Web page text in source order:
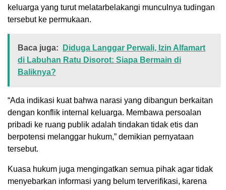
keluarga yang turut melatarbelakangi munculnya tudingan
tersebut ke permukaan.
Baca juga:
Diduga Langgar Perwali, Izin Alfamart
di Labuhan Ratu Disorot: Siapa Bermain di
Baliknya?
“Ada indikasi kuat bahwa narasi yang dibangun berkaitan
dengan konflik internal keluarga. Membawa persoalan
pribadi ke ruang publik adalah tindakan tidak etis dan
berpotensi melanggar hukum,” demikian pernyataan
tersebut.
Kuasa hukum juga mengingatkan semua pihak agar tidak
menyebarkan informasi yang belum terverifikasi, karena